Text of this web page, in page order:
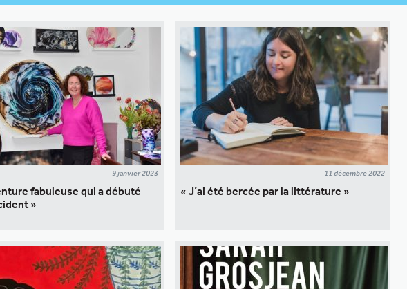
9 janvier 2023
fabuleuse qui a débuté
»
11 décembre 2022
« J’ai été bercée par la littérature »